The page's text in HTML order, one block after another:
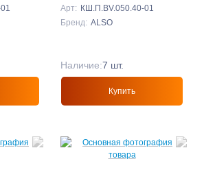
Арт: КШ.П.BV.050.40-01
Бренд: ALSO
Наличие:7 шт.
Купить